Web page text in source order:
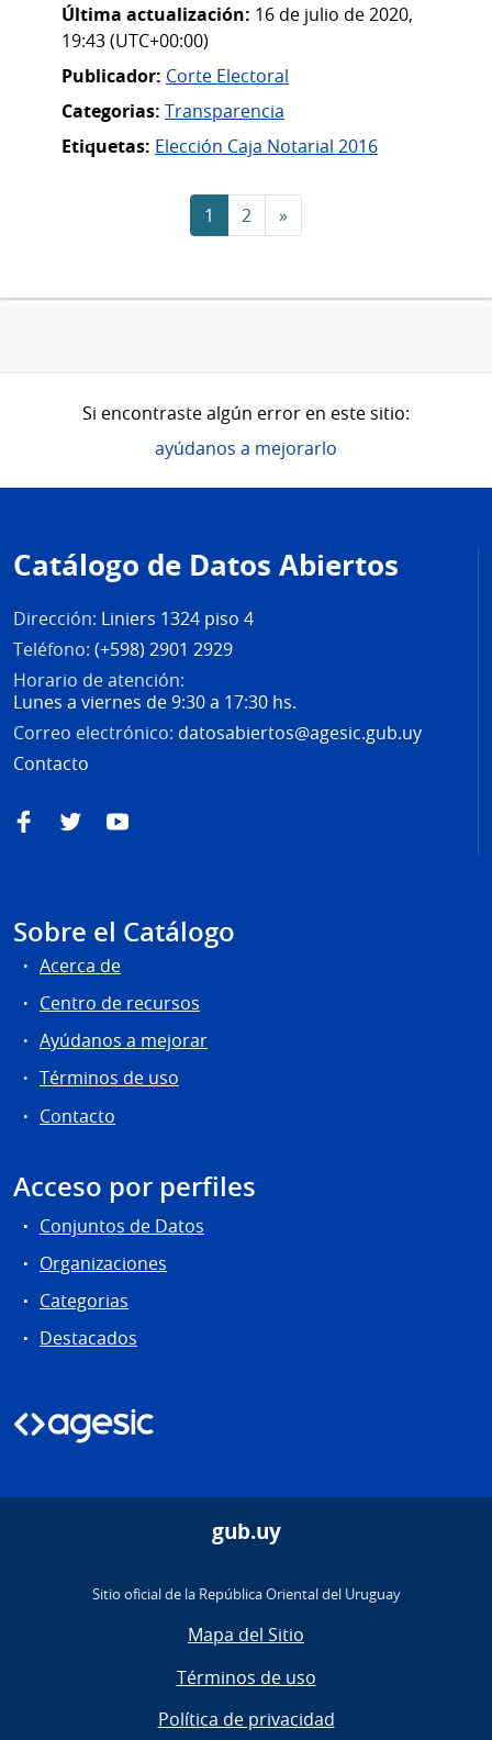
Última actualización: 16 de julio de 2020,
19:43 (UTC+00:00)
Publicador: Corte Electoral
Categorias: Transparencia
Etiquetas: Elección Caja Notarial 2016
1 2 »
Si encontraste algún error en este sitio:
ayúdanos a mejorarlo
de
página
Catálogo de Datos Abiertos
Dirección: Liniers 1324 piso 4
Teléfono: (+598) 2901 2929
Horario de atención:
Lunes a viernes de 9:30 a 17:30 hs.
Correo electrónico: datosabiertos@agesic.gub.uy
Contacto
FacebookTwitterYouTube
Sobre el Catálogo
Acerca de
Centro de recursos
Ayúdanos a mejorar
Términos de uso
Contacto
Acceso por perfiles
Conjuntos de Datos
Organizaciones
Categorias
Destacados
gub.uy
Sitio oficial de la República Oriental del Uruguay
Mapa del Sitio
Términos de uso
Política de privacidad